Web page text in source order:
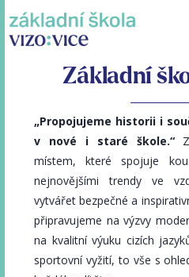
Základní
„Propojujeme historii i
v nové i staré škole.“
místem, které spojuje
nejnovějšími trendy ve
vytvářet bezpečné a
připravujeme na výzvy
na kvalitní výuku cizích
sportovní vyžití, to vše s